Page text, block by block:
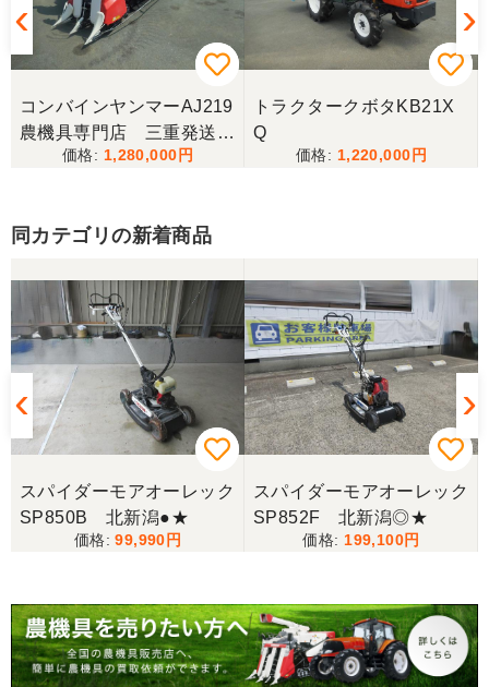
コンバインヤンマーAJ219
農機具専門店 三重発送整
備済み
1,280,000
トラクタークボタKB21X
Q
1,220,000
同カテゴリの新着商品
スパイダーモアオーレック
SP850B 北新潟●★
99,990
スパイダーモアオーレック
SP852F 北新潟◎★
199,100